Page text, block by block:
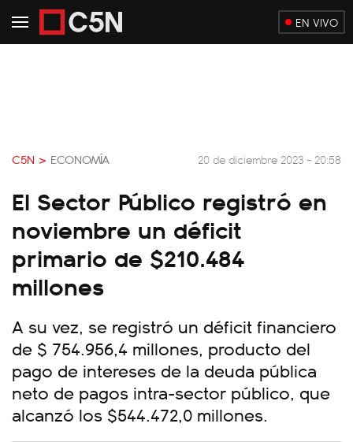
EN VIVO
C5N > ECONOMÍA 20 de diciembre 2023 - 20:58
El Sector Público registró en
noviembre un déficit
primario de $210.484
millones
A su vez, se registró un déficit financiero
de $ 754.956,4 millones, producto del
pago de intereses de la deuda pública
neto de pagos intra-sector público, que
alcanzó los $544.472,0 millones.